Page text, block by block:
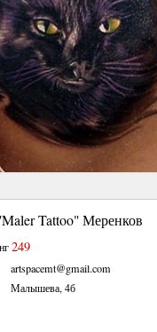
Tattoo" Меренков
249
artspacemt@gmail.com
Малышева, 4б